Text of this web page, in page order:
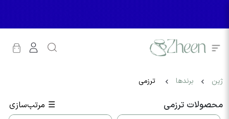
ژین برندها ترزمی
محصولات ترزمی ☰ مرتب‌سازی